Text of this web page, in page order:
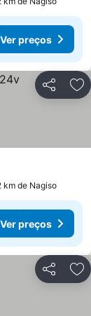
Ver preços
Partilhar
km de Nagiso
Ver preços
Partilhar